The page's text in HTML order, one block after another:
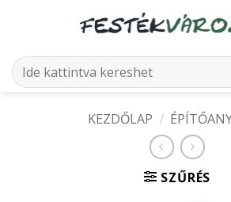
Keresés
a
KEZDŐLAP /
SZŰRÉS